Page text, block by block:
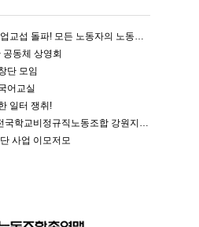
자의 노동기본권 쟁취! 민주노총 7.15 총파업대회
동체 상영회
단 모임
어교실
일터 쟁취!
직노동조합 강원지부 김유미 춘천지회장
사업 이모저모